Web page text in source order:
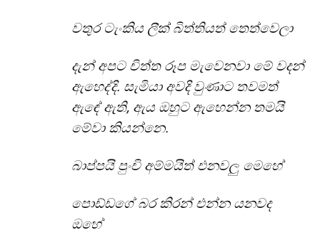
වතුර ටැංකිය ලීක් බිත්තියත් තෙත්වෙලා
දැන් අපට චිත්ත රූප මැවෙනවා මේ වදන්
ඇහෙද්දි. සැමියා අවදි වුණාට තවමත්
ඇඳේ ඇති, ඇය ඔහුට ඇහෙන්න තමයි
මේවා කියන්නෙ.
බාප්පයි පුංචි අම්මයිත් එනවලු මෙහේ
පොඩ්ඩගේ බර කිරන් එන්න යනවද
ඔහේ